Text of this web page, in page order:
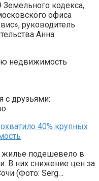
Земельного кодекса,
офиса
руководитель
Анна
недвижимость
с друзьями:
40% крупных
жилье подешевело в
В них снижение цен за
(Фото: Serg…